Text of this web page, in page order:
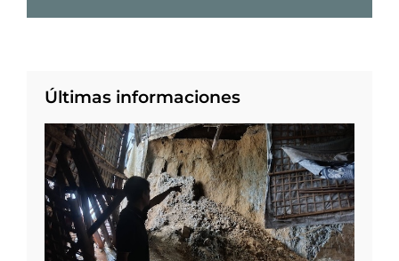
Últimas informaciones